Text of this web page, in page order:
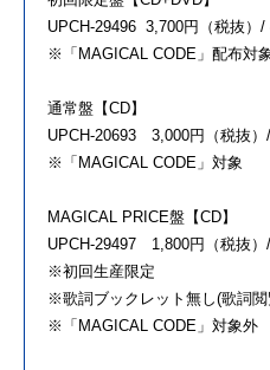
UPCH-29496 3,700円（税抜）/
※「MAGICAL CODE」配布対
通常盤【CD】
UPCH-20693 3,000円（税抜）/
※「MAGICAL CODE」対象
MAGICAL PRICE盤【CD】
UPCH-29497 1,800円（税抜）/
※初回生産限定
※歌詞ブックレット無し(歌詞
※「MAGICAL CODE」対象外